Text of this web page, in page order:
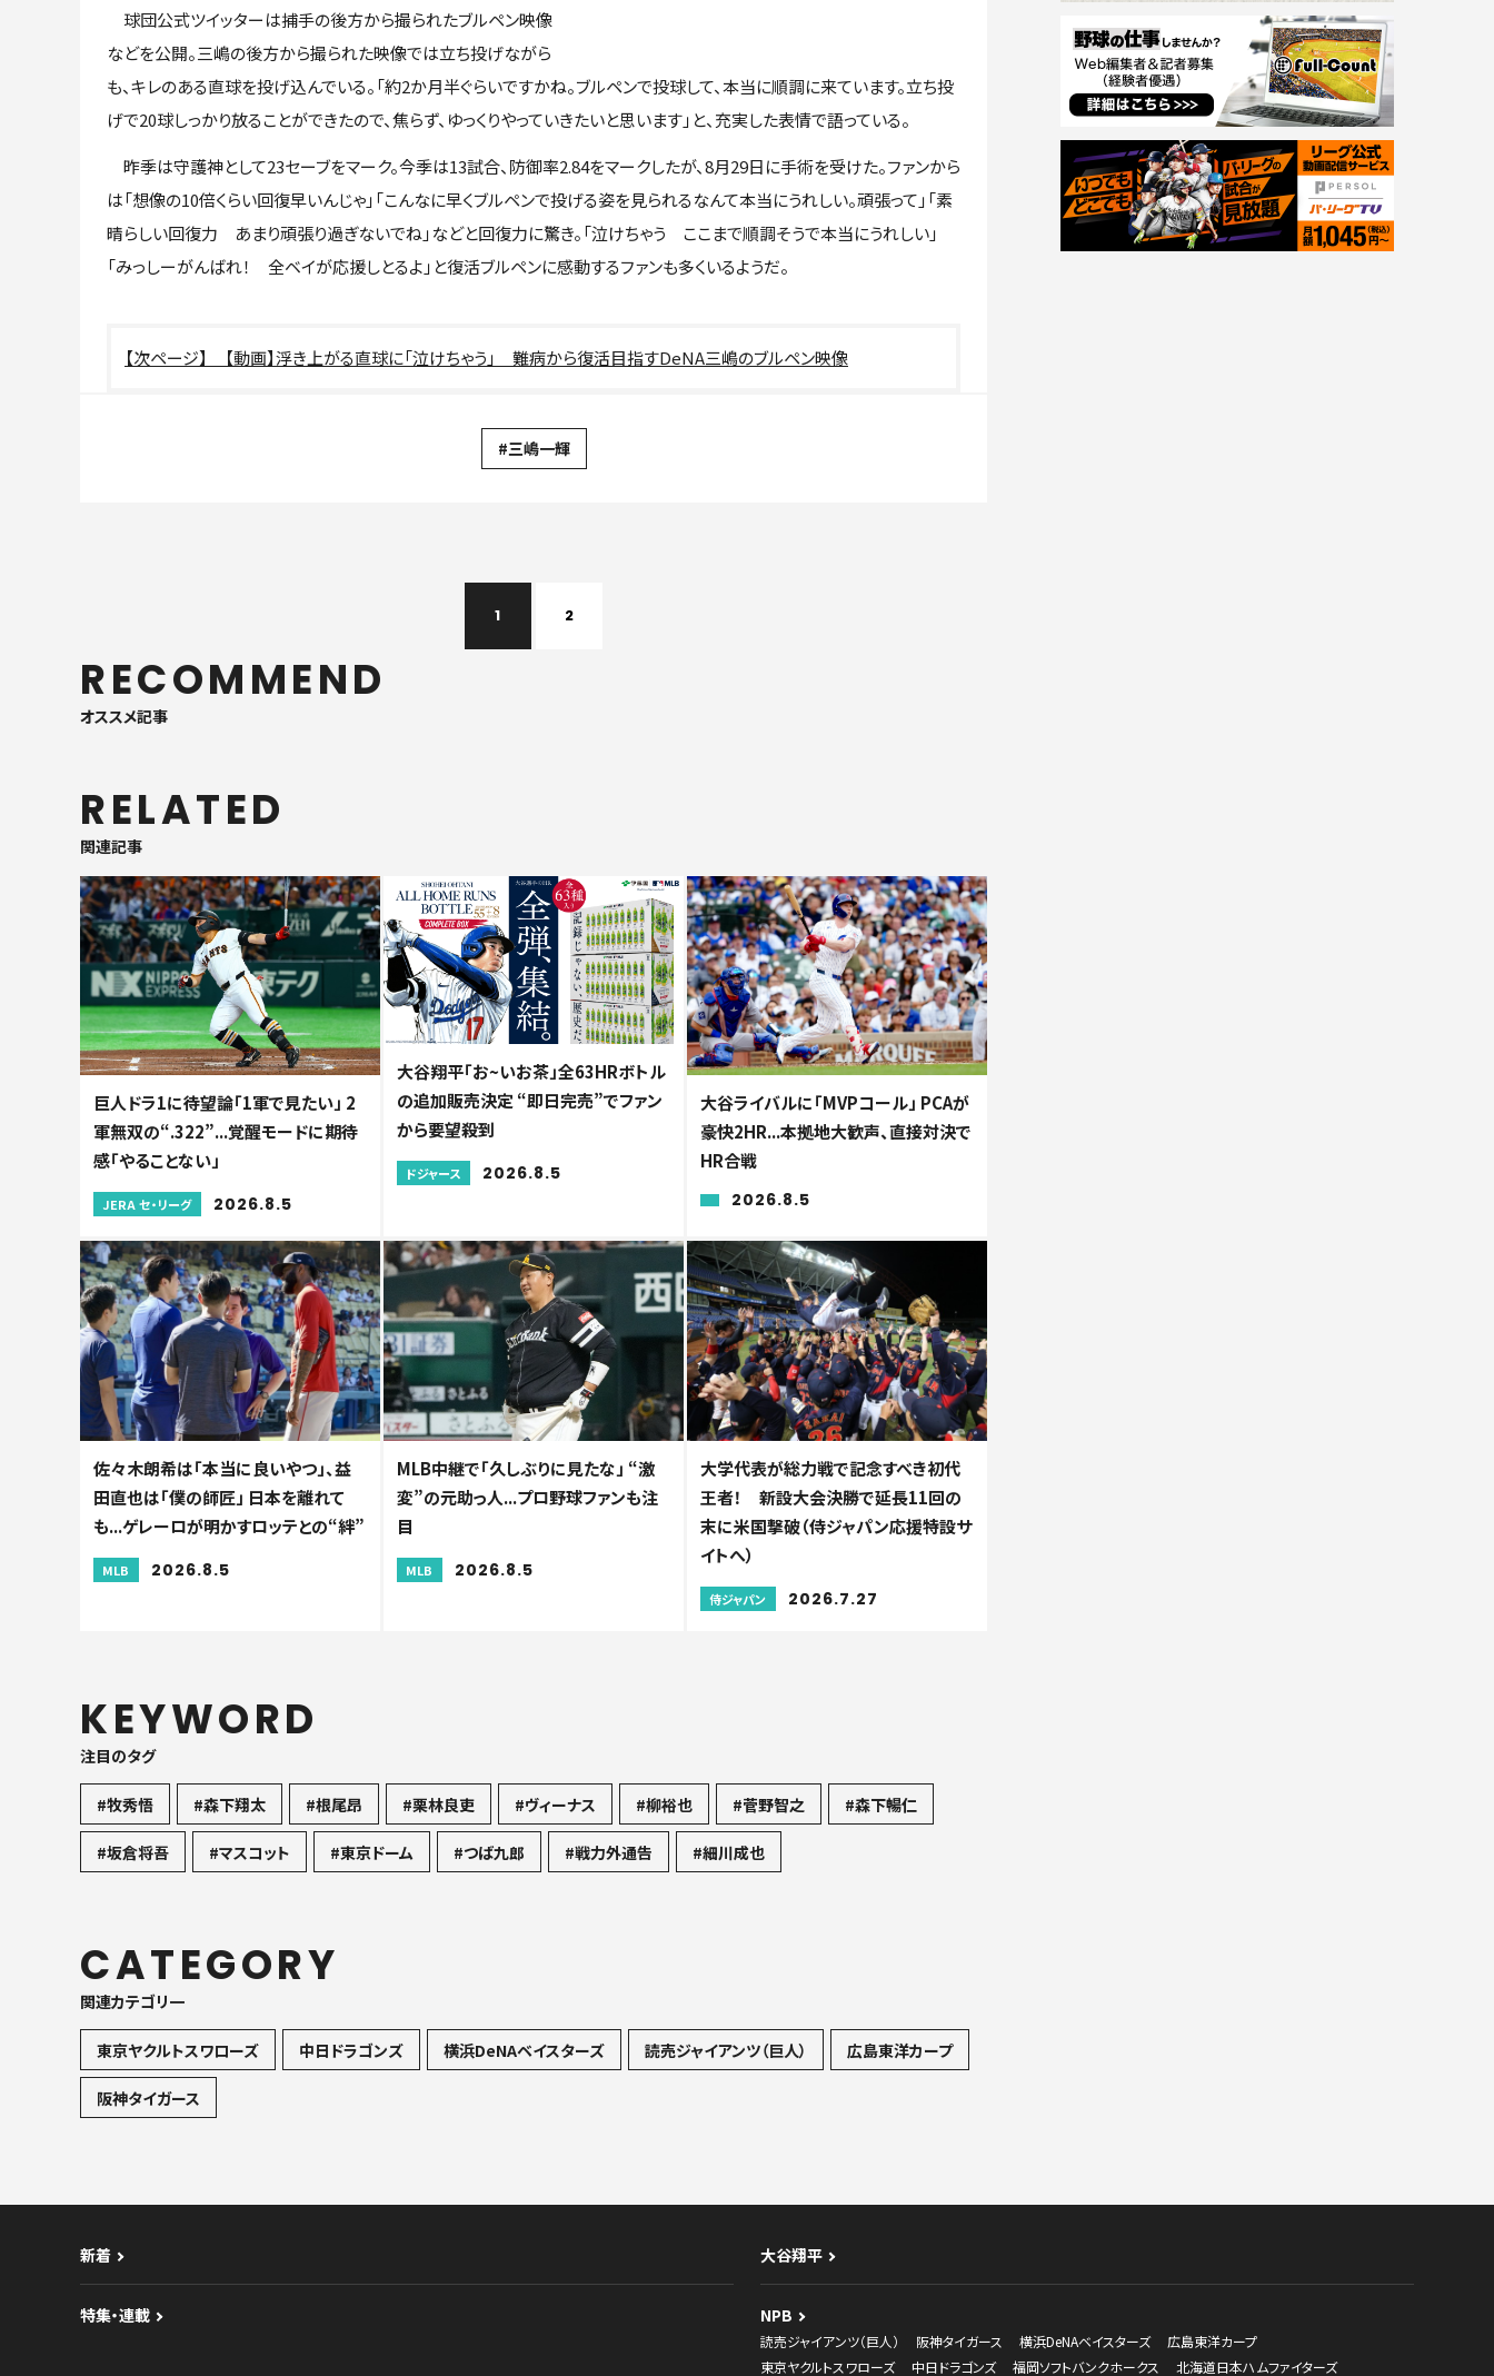
球団公式ツイッターは捕手の後方から撮られたブルペン映像
などを公開。三嶋の後方から撮られた映像では立ち投げながら
も、キレのある直球を投げ込んでいる。「約2か月半ぐらいですかね。ブルペンで投球して、本当に順調に来ています。立ち投
げで20球しっかり放ることができたので、焦らず、ゆっくりやっていきたいと思います」と、充実した表情で語っている。
昨季は守護神として23セーブをマーク。今季は13試合、防御率2.84をマークしたが、8月29日に手術を受けた。ファンから
は「想像の10倍くらい回復早いんじゃ」「こんなに早くブルペンで投げる姿を見られるなんて本当にうれしい。頑張って」「素
晴らしい回復力 あまり頑張り過ぎないでね」などと回復力に驚き。「泣けちゃう ここまで順調そうで本当にうれしい」
「みっしーがんばれ！ 全ベイが応援しとるよ」と復活ブルペンに感動するファンも多くいるようだ。
【動画】浮き上がる直球に「泣けちゃう」 難病から復活目指すDeNA三嶋のブルペン映像
#三嶋一輝
1 2
RECOMMEND
オススメ記事
RELATED
関連記事
巨人ドラ1に待望論「1軍で見たい」 2
軍無双の“.322”...覚醒モードに期待
感「やることない」
JERA セ・リーグ 2026.8.5
大谷翔平「お~いお茶」全63HRボトル
の追加販売決定 “即日完売”でファン
から要望殺到
ドジャース 2026.8.5
大谷ライバルに「MVPコール」 PCAが
豪快2HR...本拠地大歓声、直接対決で
HR合戦
2026.8.5
佐々木朗希は「本当に良いやつ」、益
田直也は「僕の師匠」 日本を離れて
も...ゲレーロが明かすロッテとの“絆”
MLB 2026.8.5
MLB中継で「久しぶりに見たな」 “激
変”の元助っ人...プロ野球ファンも注
目
MLB 2026.8.5
大学代表が総力戦で記念すべき初代
王者！ 新設大会決勝で延長11回の
末に米国撃破（侍ジャパン応援特設サ
イトへ）
侍ジャパン 2026.7.27
KEYWORD
注目のタグ
#牧秀悟 #森下翔太 #根尾昂 #栗林良吏 #ヴィーナス #柳裕也 #菅野智之 #森下暢仁
#坂倉将吾 #マスコット #東京ドーム #つば九郎 #戦力外通告 #細川成也
CATEGORY
関連カテゴリ一
東京ヤクルトスワローズ 中日ドラゴンズ 横浜DeNAベイスターズ 読売ジャイアンツ（巨人） 広島東洋カープ
阪神タイガース
新着 大谷翔平
特集・連載 NPB
読売ジャイアンツ（巨人） 阪神タイガース 横浜DeNAベイスターズ
広島東洋カープ
東京ヤクルトスワローズ
中日ドラゴンズ 福岡ソフトバンクホークス 北海道日本ハムファイターズ